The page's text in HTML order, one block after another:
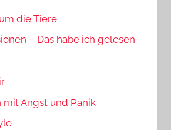
die Tiere
– Das habe ich gelesen
mit Angst und Panik